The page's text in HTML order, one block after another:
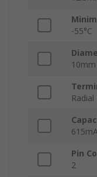
-55°C
10mm
Radial
Pin
2